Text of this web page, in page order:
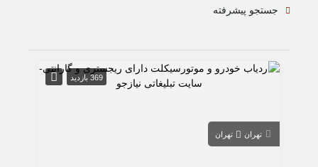
جستجو پیشرفته
369 بازدید
تهران تهران